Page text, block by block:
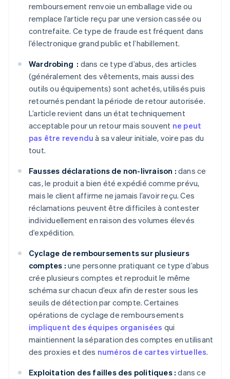
remboursement renvoie un emballage vide ou
remplace l’article reçu par une version cassée ou
contrefaite. Ce type de fraude est fréquent dans
l’électronique grand public et l’habillement.
Wardrobing : dans ce type d’abus, des articles
(généralement des vêtements, mais aussi des
outils ou équipements) sont achetés, utilisés puis
retournés pendant la période de retour autorisée.
L’article revient dans un état techniquement
acceptable pour un retour mais souvent ne peut
pas être revendu à sa valeur initiale, voire pas du
tout.
Fausses déclarations de non-livraison : dans ce
cas, le produit a bien été expédié comme prévu,
mais le client affirme ne jamais l’avoir reçu. Ces
réclamations peuvent être difficiles à contester
individuellement en raison des volumes élevés
d’expédition.
Cyclage de remboursements sur plusieurs
comptes : une personne pratiquant ce type d’abus
crée plusieurs comptes et reproduit le même
schéma sur chacun d’eux afin de rester sous les
seuils de détection par compte. Certaines
opérations de cyclage de remboursements
impliquent des équipes organisées qui
maintiennent la séparation des comptes en utilisant
des proxies et des numéros de cartes virtuelles.
Exploitation des failles des politiques : dans ce